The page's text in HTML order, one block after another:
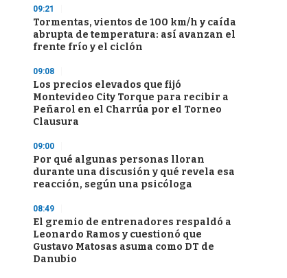
09:21
Tormentas, vientos de 100 km/h y caída
abrupta de temperatura: así avanzan el
frente frío y el ciclón
09:08
Los precios elevados que fijó
Montevideo City Torque para recibir a
Peñarol en el Charrúa por el Torneo
Clausura
09:00
Por qué algunas personas lloran
durante una discusión y qué revela esa
reacción, según una psicóloga
08:49
El gremio de entrenadores respaldó a
Leonardo Ramos y cuestionó que
Gustavo Matosas asuma como DT de
Danubio